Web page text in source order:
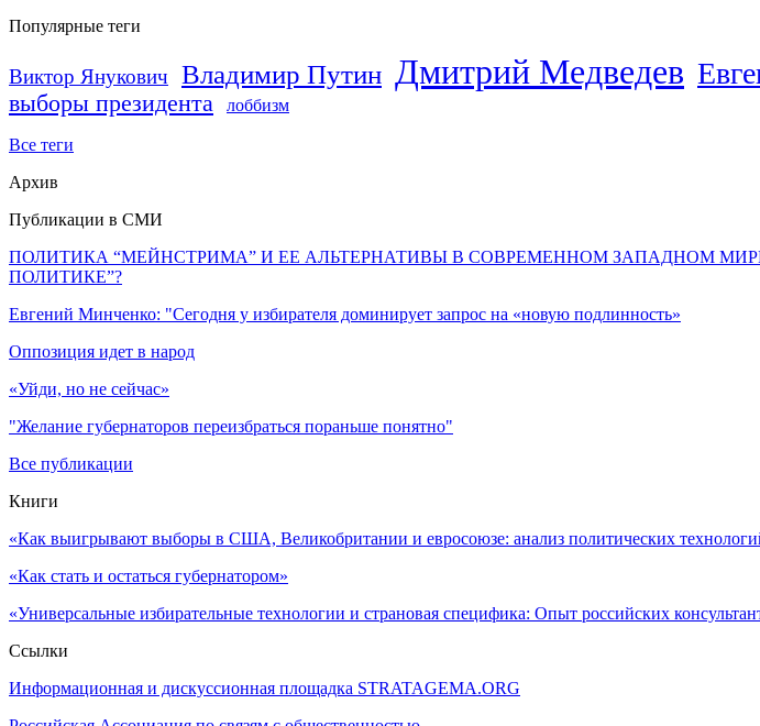
Популярные теги
Виктор Янукович Владимир Путин Дмитрий Медведев
выборы президента лоббизм
Все теги
Архив
Публикации в СМИ
ПОЛИТИКА “МЕЙНСТРИМА” И ЕЕ АЛЬТЕРНАТИВЫ В СОВРЕМЕННОМ ЗАПАДНОМ
ПОЛИТИКЕ”?
Евгений Минченко: "Сегодня у избирателя доминирует запрос на «новую подлинность»
Оппозиция идет в народ
«Уйди, но не сейчас»
"Желание губернаторов переизбраться пораньше понятно"
Все публикации
Книги
«Как выигрывают выборы в США, Великобритании и евросоюзе: анализ политических
«Как стать и остаться губернатором»
«Универсальные избирательные технологии и страновая специфика: Опыт российских
Ссылки
Информационная и дискуссионная площадка STRATAGEMA.ORG